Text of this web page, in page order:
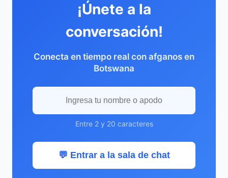
¡Únete a la
conversación!
Conecta en tiempo real con afganos en
Botswana
Entre 2 y 20 caracteres
💬 Entrar a la sala de chat